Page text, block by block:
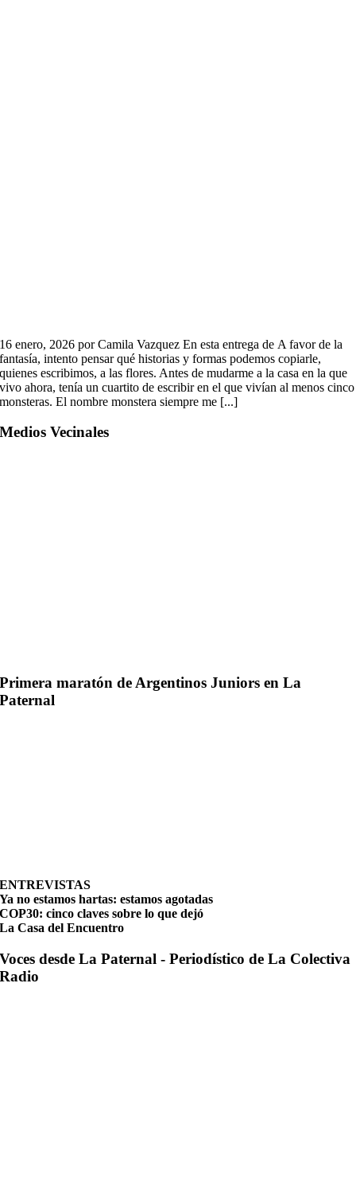
16 enero, 2026 por Camila Vazquez En esta entrega de A favor de la
fantasía, intento pensar qué historias y formas podemos copiarle,
quienes escribimos, a las flores. Antes de mudarme a la casa en la que
vivo ahora, tenía un cuartito de escribir en el que vivían al menos cinco
monsteras. El nombre monstera siempre me [...]
Medios Vecinales
Primera maratón de Argentinos Juniors en La
Paternal
ENTREVISTAS
Ya no estamos hartas: estamos agotadas
COP30: cinco claves sobre lo que dejó
La Casa del Encuentro
Voces desde La Paternal - Periodístico de La Colectiva
Radio